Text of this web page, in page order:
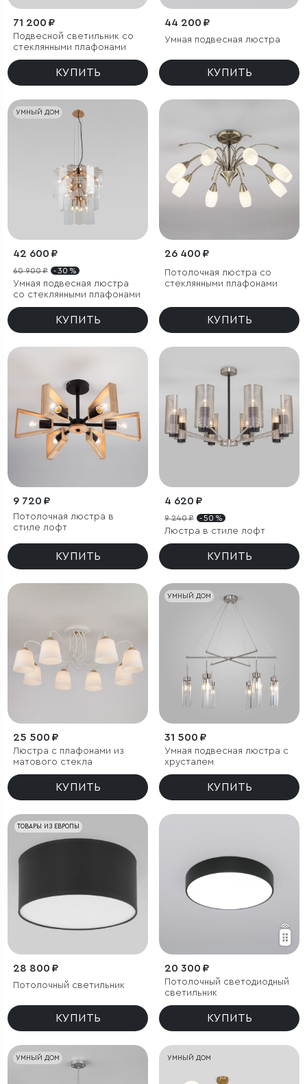
71 200 ₽
Подвесной светильник со
стеклянными плафонами
КУПИТЬ
44 200 ₽
Умная подвесная люстра
КУПИТЬ
УМНЫЙ ДОМ
42 600 ₽
60 900 ₽ - 30 %
Умная подвесная люстра
со стеклянными плафонами
КУПИТЬ
26 400 ₽
Потолочная люстра со
стеклянными плафонами
КУПИТЬ
9 720 ₽
Потолочная люстра в
стиле лофт
КУПИТЬ
4 620 ₽
9 240 ₽ - 50 %
Люстра в стиле лофт
КУПИТЬ
25 500 ₽
Люстра с плафонами из
матового стекла
КУПИТЬ
УМНЫЙ ДОМ
31 500 ₽
Умная подвесная люстра с
хрусталем
КУПИТЬ
ТОВАРЫ ИЗ ЕВРОПЫ
28 800 ₽
Потолочный светильник
КУПИТЬ
20 300 ₽
Потолочный светодиодный
светильник
КУПИТЬ
УМНЫЙ ДОМ УМНЫЙ ДОМ